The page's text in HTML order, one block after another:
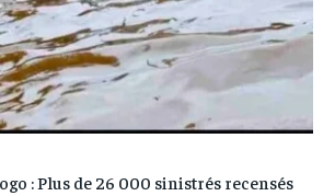
: Plus de 26 000 sinistrés recensés